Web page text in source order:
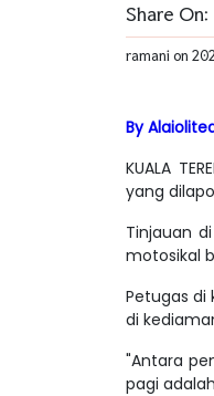
Share On:
ramani on
By
KUALA
yang
Tinjauan
motosikal
Petugas
di
"Antara
pagi